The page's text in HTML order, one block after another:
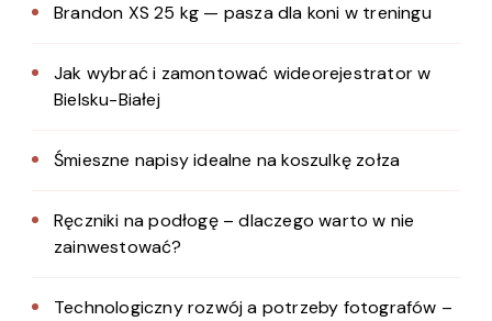
Brandon XS 25 kg — pasza dla koni w treningu
Jak wybrać i zamontować wideorejestrator w
Bielsku-Białej
Śmieszne napisy idealne na koszulkę zołza
Ręczniki na podłogę – dlaczego warto w nie
zainwestować?
Technologiczny rozwój a potrzeby fotografów –